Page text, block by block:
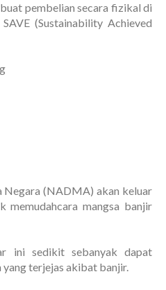
pembelian secara fizikal di
(Sustainability Achieved
Negara (NADMA) akan keluar
memudahcara mangsa banjir
ini sedikit sebanyak dapat
terjejas akibat banjir.